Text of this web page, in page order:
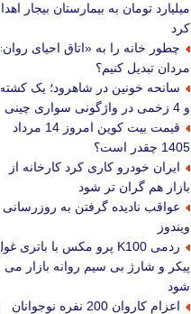
میلیارد تومان به بیمارستان بیجار اهدا
کرد
چطور خانه را به «اتاق احیای روان»
مردان تبدیل کنیم؟
سانحه خونین در شاهرود؛ یک کشته
و 4 زخمی در واژگونی سواری چینی
قیمت بیت کوین امروز 14 مرداد
1405 چقدر است؟
ایران خودرو کاری کرد کارخانه از
بازار هم گران تر شود
عواقب نادیده گرفتن به روزرسانی
ویندوز
ردمی K100 پرو مکس با باتری غول
پیکر و شارژ بی سیم روانه بازار می
شود
اعزام کاروان 200 نفره نوجوانان